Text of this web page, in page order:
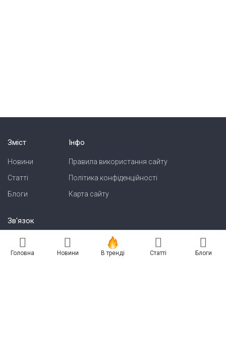
Зміст
Новини
Статті
Блоги
Інфо
Правила використання сайту
Політика конфіденційності
Карта сайту
Зв'язок
Реклама на сайті
Есть новость? Присылайте — разместим!
Головна Новини В тренді Статті Блоги